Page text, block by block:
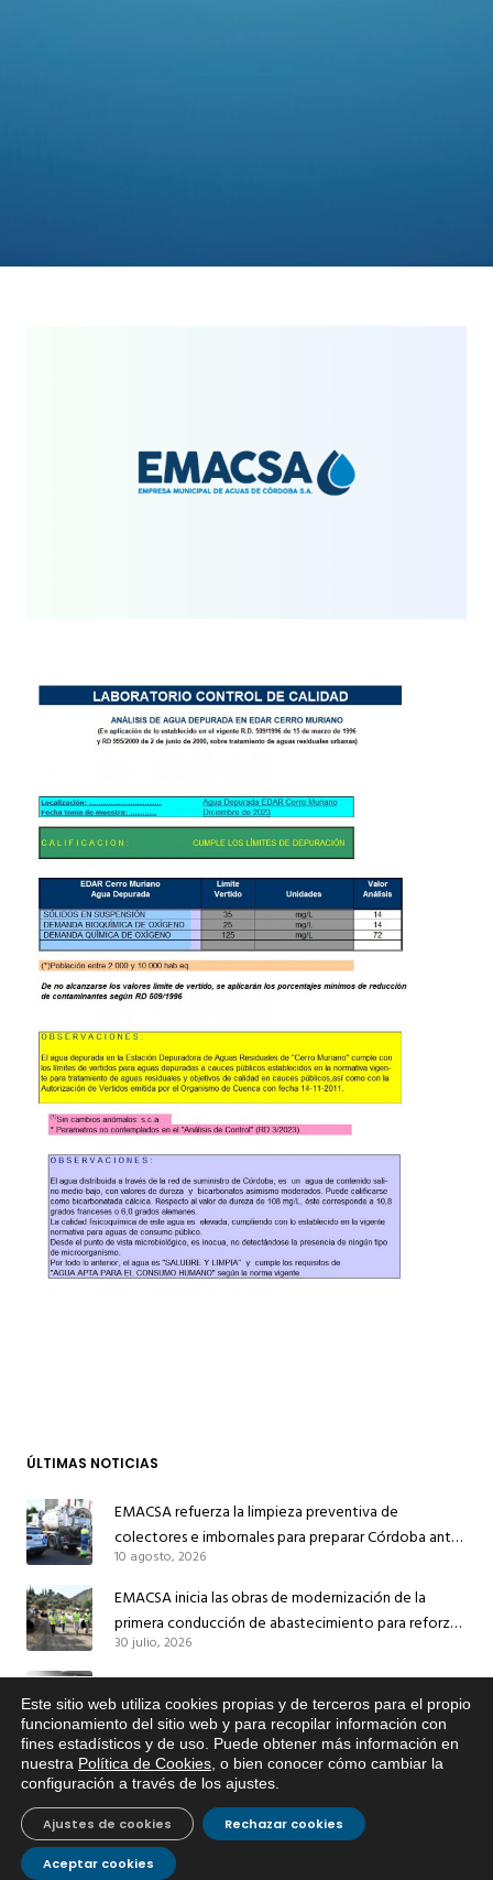
ÚLTIMAS NOTICIAS
EMACSA refuerza la limpieza preventiva de
colectores e imbornales para preparar Córdoba ante
las lluvias
10 agosto, 2026
EMACSA inicia las obras de modernización de la
primera conducción de abastecimiento para reforzar
el suministro de agua de Córdoba
30 julio, 2026
EMACSA implantará un Sistema Dinámico de
Adquisición para agilizar la contratación de obras en
sus redes e instalaciones
17 julio, 2026
EMACSA inicia hoy las obras de una nueva arteria de
abastecimiento y una red de agua no potable en
Ingeniero Ruiz de Azúa
13 julio, 2026
Caracterización ZA Córdoba Red Quemadas- 1ª Sem
Este sitio web utiliza cookies propias y de terceros para el propio
funcionamiento del sitio web y para recopilar información con
fines estadísticos y de uso. Puede obtener más información en
nuestra Política de Cookies , o bien conocer cómo cambiar la
configuración a través de los ajustes
Aceptar cookies
Rechazar cookies
Ajustes de cookies
Si tiene cualquier duda sobre
EMACSA, haga click abajo.